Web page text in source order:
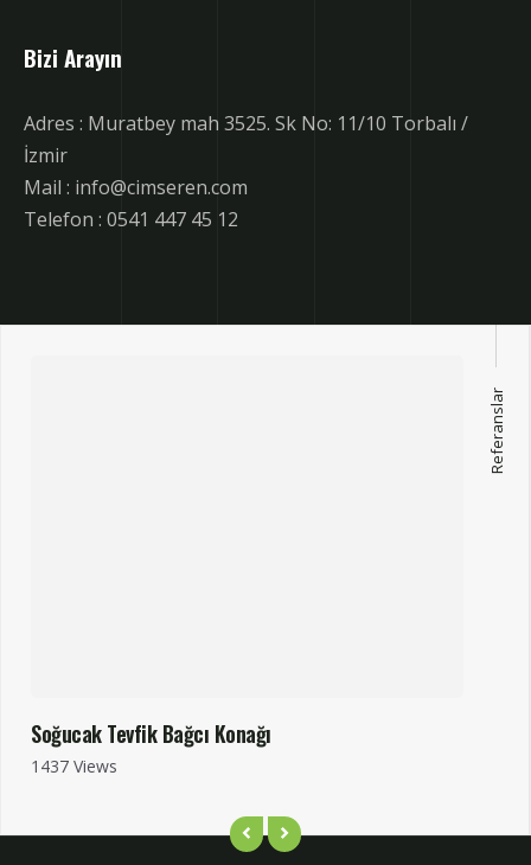
Bizi Arayın
Adres : Muratbey mah 3525. Sk No: 11/10 Torbalı /
İzmir
Mail : info@cimseren.com
Telefon : 0541 447 45 12
Referanslar
Soğucak Tevfik Bağcı Konağı
1437 Views